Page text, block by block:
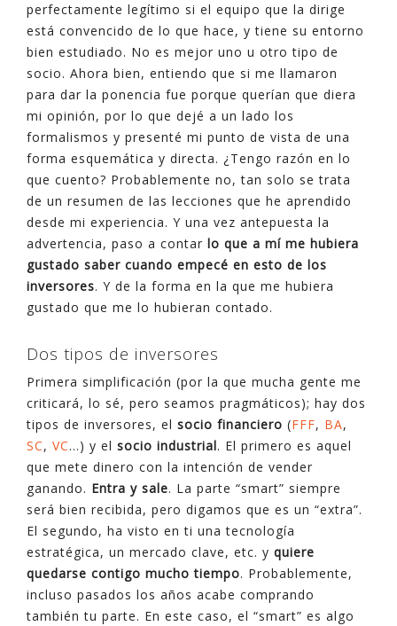
perfectamente legítimo si el equipo que la dirige
está convencido de lo que hace, y tiene su entorno
bien estudiado. No es mejor uno u otro tipo de
socio. Ahora bien, entiendo que si me llamaron
para dar la ponencia fue porque querían que diera
mi opinión, por lo que dejé a un lado los
formalismos y presenté mi punto de vista de una
forma esquemática y directa. ¿Tengo razón en lo
que cuento? Probablemente no, tan solo se trata
de un resumen de las lecciones que he aprendido
desde mi experiencia. Y una vez antepuesta la
advertencia, paso a contar lo que a mí me hubiera
gustado saber cuando empecé en esto de los
inversores. Y de la forma en la que me hubiera
gustado que me lo hubieran contado.
Dos tipos de inversores
Primera simplificación (por la que mucha gente me
criticará, lo sé, pero seamos pragmáticos); hay dos
tipos de inversores, el socio financiero (FFF, BA,
SC, VC…) y el socio industrial. El primero es aquel
que mete dinero con la intención de vender
ganando. Entra y sale. La parte “smart” siempre
será bien recibida, pero digamos que es un “extra”.
El segundo, ha visto en ti una tecnología
estratégica, un mercado clave, etc. y quiere
quedarse contigo mucho tiempo. Probablemente,
incluso pasados los años acabe comprando
también tu parte. En este caso, el “smart” es algo